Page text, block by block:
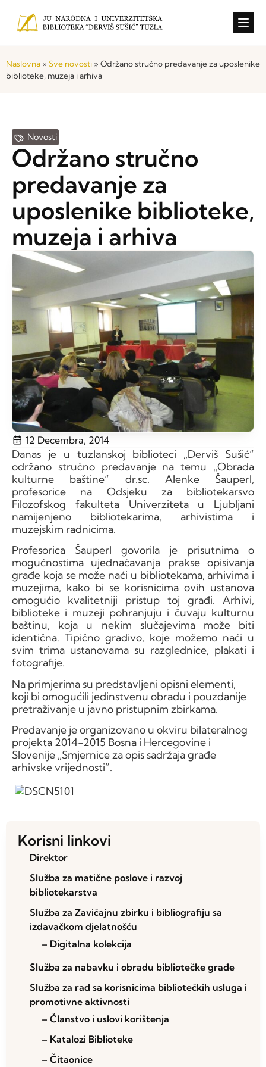
Naslovna » Sve novosti » Održano stručno predavanje za uposlenike
biblioteke, muzeja i arhiva
Novosti
Održano stručno
predavanje za
uposlenike biblioteke,
muzeja i arhiva
12 Decembra, 2014
Danas je u tuzlanskoj biblioteci „Derviš Sušić”
održano stručno predavanje na temu „Obrada
kulturne baštine” dr.sc. Alenke Šauperl,
profesorice na Odsjeku za bibliotekarsvo
Filozofskog fakulteta Univerziteta u Ljubljani
namijenjeno bibliotekarima, arhivistima i
muzejskim radnicima.
Profesorica Šauperl govorila je prisutnima o
mogućnostima ujednačavanja prakse opisivanja
građe koja se može naći u bibliotekama, arhivima i
muzejima, kako bi se korisnicima ovih ustanova
omogućio kvalitetniji pristup toj građi. Arhivi,
biblioteke i muzeji pohranjuju i čuvaju kulturnu
baštinu, koja u nekim slučajevima može biti
identična. Tipično gradivo, koje možemo naći u
svim trima ustanovama su razglednice, plakati i
fotografije.
Na primjerima su predstavljeni opisni elementi,
koji bi omogućili jedinstvenu obradu i pouzdanije
pretraživanje u javno pristupnim zbirkama.
Predavanje je organizovano u okviru bilateralnog
projekta 2014-2015 Bosna i Hercegovine i
Slovenije „Smjernice za opis sadržaja građe
arhivske vrijednosti”.
Korisni linkovi
Direktor
Služba za matične poslove i razvoj
bibliotekarstva
Služba za Zavičajnu zbirku i bibliografiju sa
izdavačkom djelatnošću
– Digitalna kolekcija
Služba za nabavku i obradu bibliotečke građe
Služba za rad sa korisnicima bibliotečkih usluga i
promotivne aktivnosti
– Članstvo i uslovi korištenja
– Katalozi Biblioteke
– Čitaonice